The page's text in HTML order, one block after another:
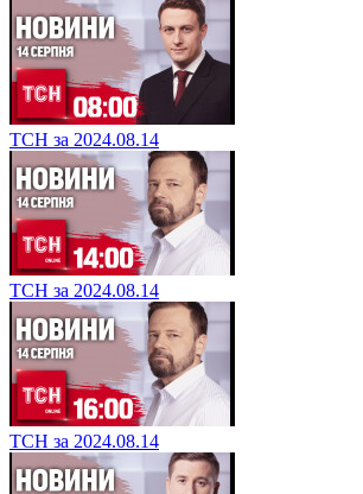
ТСН за 2024.08.14
ТСН за 2024.08.14
ТСН за 2024.08.14